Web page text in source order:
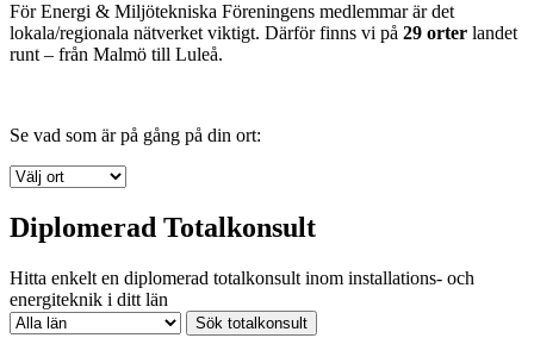
För Energi & Miljötekniska Föreningens medlemmar är det
lokala/regionala nätverket viktigt. Därför finns vi på 29 orter landet
runt – från Malmö till Luleå.
Se vad som är på gång på din ort:
Diplomerad Totalkonsult
Hitta enkelt en diplomerad totalkonsult inom installations- och
energiteknik i ditt län